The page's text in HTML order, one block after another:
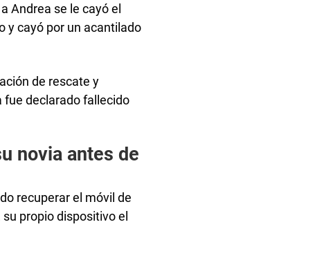
Andrea se le cayó el
y cayó por un acantilado
de rescate y
fue declarado fallecido
novia antes de
recuperar el móvil de
propio dispositivo el